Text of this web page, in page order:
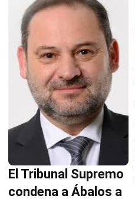
El Tribunal Supremo
condena a Ábalos a